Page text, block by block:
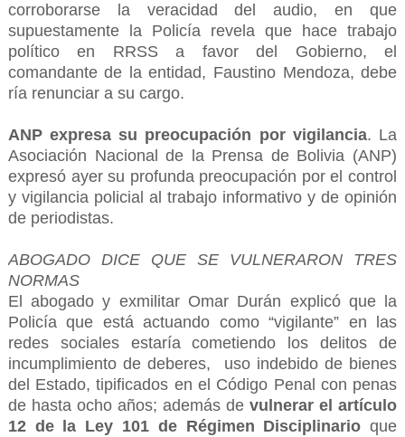
corroborarse la veracidad del audio, en que
supuestamente la Policía revela que hace trabajo
político en RRSS a favor del Gobierno, el
comandante de la entidad, Faustino Mendoza, debe
ría renunciar a su cargo.
ANP expresa su preocupación por vigilancia. La
Asociación Nacional de la Prensa de Bolivia (ANP)
expresó ayer su profunda preocupación por el control
y vigilancia policial al trabajo informativo y de opinión
de periodistas.
ABOGADO DICE QUE SE VULNERARON TRES
NORMAS
El abogado y exmilitar Omar Durán explicó que la
Policía que está actuando como “vigilante” en las
redes sociales estaría cometiendo los delitos de
incumplimiento de deberes, uso indebido de bienes
del Estado, tipificados en el Código Penal con penas
de hasta ocho años; además devulnerar el artículo
12 de la Ley 101 de Régimen Disciplinario que